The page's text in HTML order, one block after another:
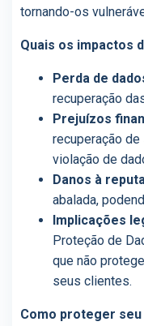
tornando-os
Quais os impactos
Perda de
recuperação
Prejuízos
recuperação
violação de
Danos à
abalada,
Implicações
Proteção de
que não
seus clientes.
Como proteger